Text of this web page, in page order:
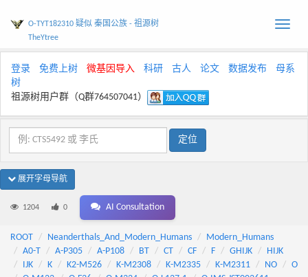
Toggle
O-TYT182310 疑似 秦国公族 - 祖源树
TheYtree
登录 免费上树 微基因导入 科研 古人 论文 数据发布
母系
树
祖源树用户群（Q群764507041）
展开字母导航
1204 0 AI Consultation
ROOT Neanderthals_And_Modern_Humans
Modern_Humans
A0-T
A-P305 A-P108 BT CT CF F GHIJK
HIJK
IJK
K K2-M526 K-M2308 K-M2335 K-M2311 NO
O